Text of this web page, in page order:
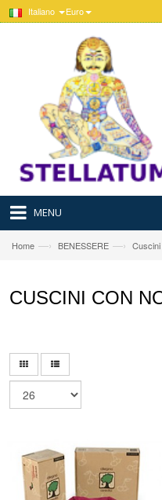
Italiano Euro
MENU
Home —› BENESSERE —›
CUSCINI CON